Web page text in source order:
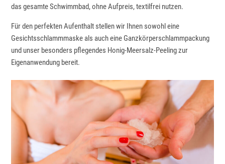
das gesamte Schwimmbad, ohne Aufpreis, textilfrei nutzen.
Für den perfekten Aufenthalt stellen wir Ihnen sowohl eine
Gesichtsschlammmaske als auch eine Ganzkörperschlammpackung
und unser besonders pflegendes Honig-Meersalz-Peeling zur
Eigenanwendung bereit.